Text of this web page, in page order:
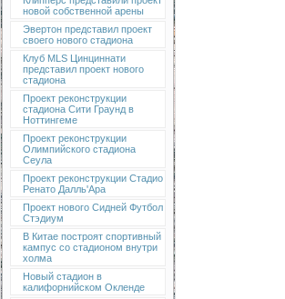
новой собственной арены
Эвертон представил проект
своего нового стадиона
Клуб MLS Цинциннати
представил проект нового
стадиона
Проект реконструкции
стадиона Сити Граунд в
Ноттингеме
Проект реконструкции
Олимпийского стадиона
Сеула
Проект реконструкции Стадио
Ренато Далль'Ара
Проект нового Сидней Футбол
Стэдиум
В Китае построят спортивный
кампус со стадионом внутри
холма
Новый стадион в
калифорнийском Окленде